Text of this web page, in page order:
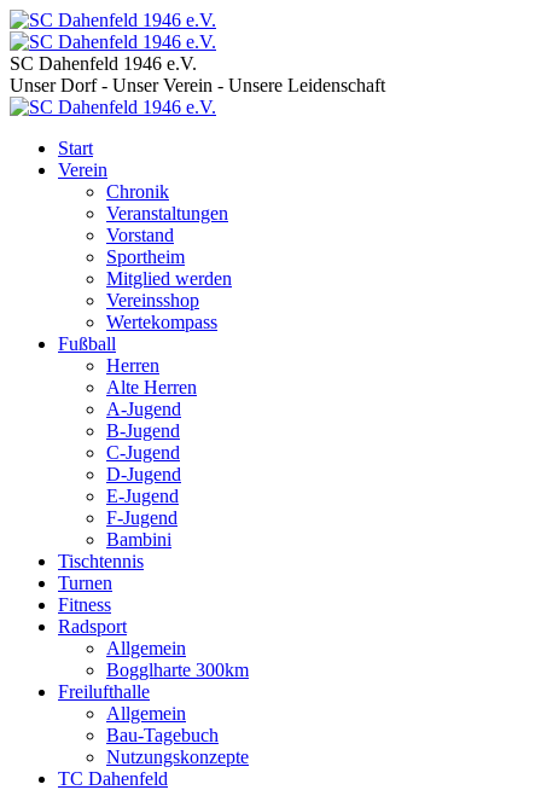
SC Dahenfeld 1946 e.V.
Unser Dorf - Unser Verein - Unsere Leidenschaft
Start
Verein
Chronik
Veranstaltungen
Vorstand
Sportheim
Mitglied werden
Vereinsshop
Wertekompass
Fußball
Herren
Alte Herren
A-Jugend
B-Jugend
C-Jugend
D-Jugend
E-Jugend
F-Jugend
Bambini
Tischtennis
Turnen
Fitness
Radsport
Allgemein
Bogglharte 300km
Freilufthalle
Allgemein
Bau-Tagebuch
Nutzungskonzepte
TC Dahenfeld